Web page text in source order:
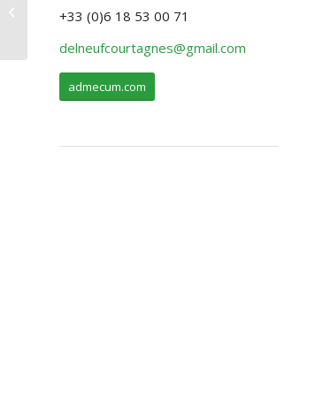
+33 (0)6 18 53 00 71
delneufcourtagnes@gmail.com
admecum.com
vers l’éveil